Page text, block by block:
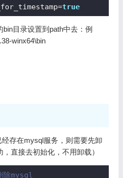
true
目录设置到path中去：例
winx64\bin
经存在mysql服务，则需要先卸
直接去初始化，不用卸载）
除mysql